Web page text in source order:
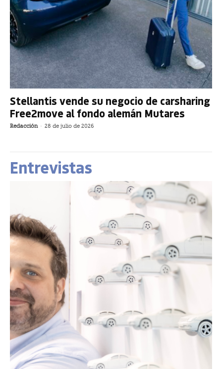
Stellantis vende su negocio de carsharing
Free2move al fondo alemán Mutares
Redacción - 28 de julio de 2026
Entrevistas